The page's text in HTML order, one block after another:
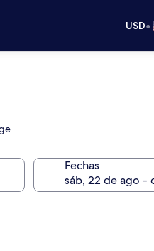
USD•
Fechas